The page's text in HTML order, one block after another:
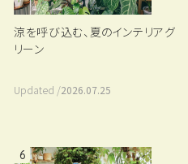
涼を呼び込む、夏のインテリアグ
リーン
Updated /2026.07.25
6